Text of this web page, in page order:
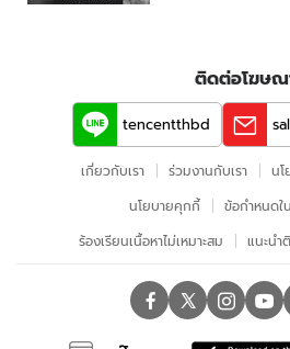
ติดต่อโฆษณ
tencentthbd
เกี่ยวกับเรา ร่วมงานกับเรา
นโ
นโยบายคุกกี้
ข้อกําหนดใ
ร้องเรียนเนื้อหาไม่เหมาะสม
แนะนำ